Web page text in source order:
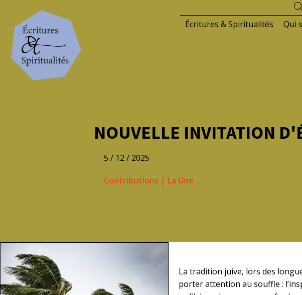
Écritures & Spiritualités
Qui
NOUVELLE INVITATION
5 / 12 / 2025
Contributions | La Une
La tradition juive, lors des
porter attention au souffle :